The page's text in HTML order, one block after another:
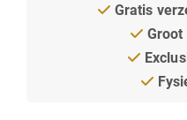
Gratis